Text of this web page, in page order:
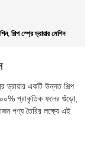
, শিল্প স্প্রে ড্রায়ার মেশিন
ড্রায়ার একটি উন্নত শিল্প
প্রাকৃতিক ফলের গুঁড়ো,
পণ্য তৈরির লক্ষ্যে এই